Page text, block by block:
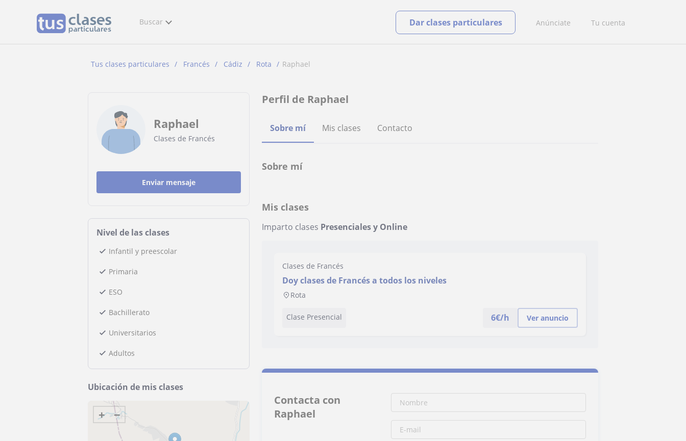
Buscar Anúnciate Tu cuenta
Dar clases particulares
Tus clases particulares Francés Cádiz Rota Raphael
Raphael
Clases de Francés
Enviar mensaje
Nivel de las clases
Infantil y preescolar
Primaria
ESO
Bachillerato
Universitarios
Adultos
Ubicación de mis clases
+ −
Perfil de Raphael
Sobre mí Mis clases Contacto
Sobre mí
Mis clases
Imparto clases Presenciales y Online
Clases de Francés
Doy clases de Francés a todos los niveles
Rota
Clase Presencial 6€/h Ver anuncio
Contacta con
Raphael